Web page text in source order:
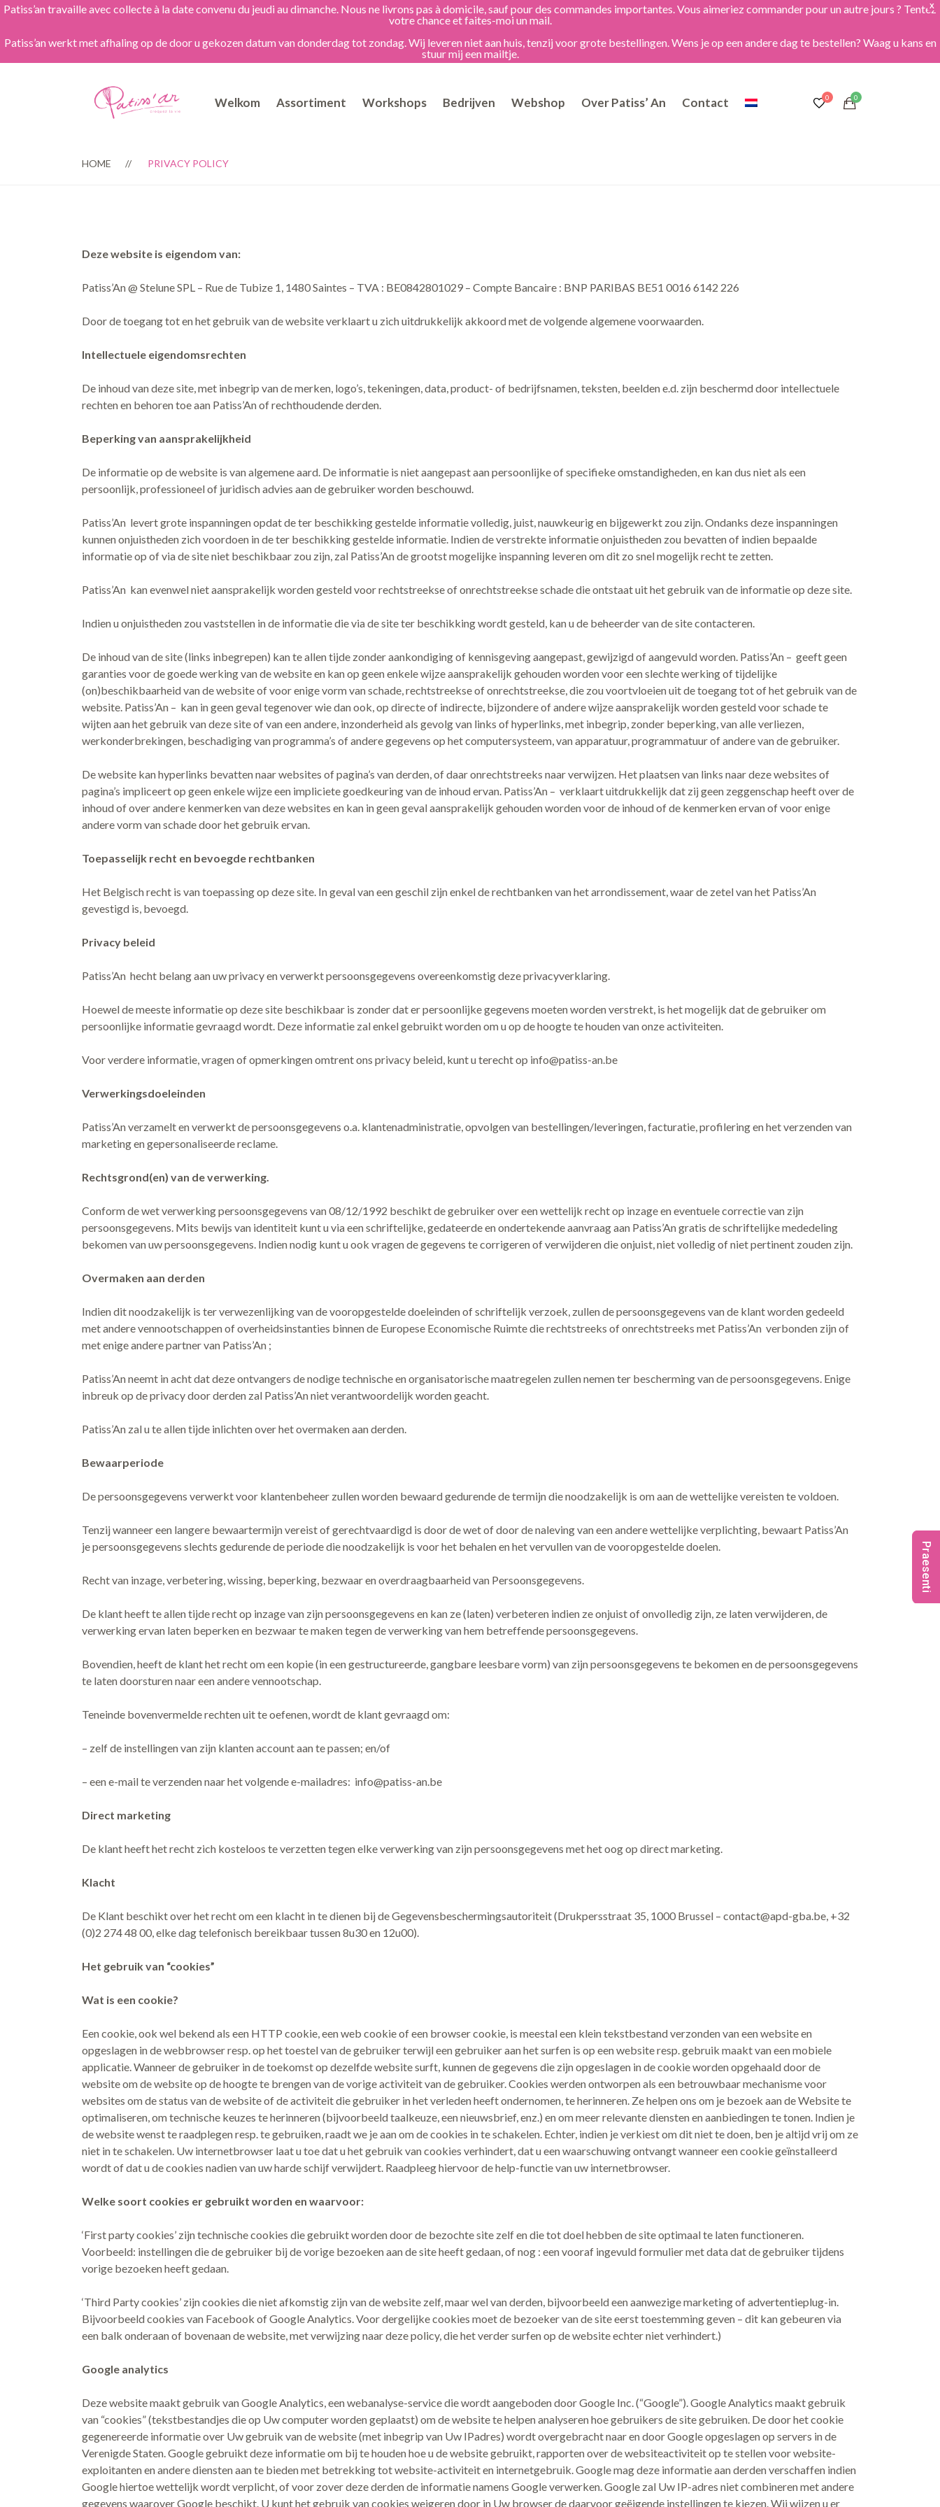
X
Patiss’an travaille avec collecte à la date convenu du jeudi au dimanche. Nous ne livrons pas à domicile, sauf pour des commandes importantes. Vous aimeriez commander pour un autre jours ? Tentez
votre chance et faites-moi un mail.
Patiss’an werkt met afhaling op de door u gekozen datum van donderdag tot zondag. Wij leveren niet aan huis, tenzij voor grote bestellingen. Wens je op een andere dag te bestellen? Waag u kans en
stuur mij een mailtje.
Welkom Assortiment Workshops Bedrijven Webshop Over Patiss’ An Contact
HOME PRIVACY POLICY
Deze website is eigendom van:
Patiss’An @ Stelune SPL – Rue de Tubize 1, 1480 Saintes – TVA : BE0842801029 – Compte Bancaire : BNP PARIBAS BE51 0016 6142 226
Door de toegang tot en het gebruik van de website verklaart u zich uitdrukkelijk akkoord met de volgende algemene voorwaarden.
Intellectuele eigendomsrechten
De inhoud van deze site, met inbegrip van de merken, logo’s, tekeningen, data, product- of bedrijfsnamen, teksten, beelden e.d. zijn beschermd door intellectuele
rechten en behoren toe aan Patiss’An of rechthoudende derden.
Beperking van aansprakelijkheid
De informatie op de website is van algemene aard. De informatie is niet aangepast aan persoonlijke of specifieke omstandigheden, en kan dus niet als een
persoonlijk, professioneel of juridisch advies aan de gebruiker worden beschouwd.
Patiss’An levert grote inspanningen opdat de ter beschikking gestelde informatie volledig, juist, nauwkeurig en bijgewerkt zou zijn. Ondanks deze inspanningen
kunnen onjuistheden zich voordoen in de ter beschikking gestelde informatie. Indien de verstrekte informatie onjuistheden zou bevatten of indien bepaalde
informatie op of via de site niet beschikbaar zou zijn, zal Patiss’An de grootst mogelijke inspanning leveren om dit zo snel mogelijk recht te zetten.
Patiss’An kan evenwel niet aansprakelijk worden gesteld voor rechtstreekse of onrechtstreekse schade die ontstaat uit het gebruik van de informatie op deze site.
Indien u onjuistheden zou vaststellen in de informatie die via de site ter beschikking wordt gesteld, kan u de beheerder van de site contacteren.
De inhoud van de site (links inbegrepen) kan te allen tijde zonder aankondiging of kennisgeving aangepast, gewijzigd of aangevuld worden. Patiss’An – geeft geen
garanties voor de goede werking van de website en kan op geen enkele wijze aansprakelijk gehouden worden voor een slechte werking of tijdelijke
(on)beschikbaarheid van de website of voor enige vorm van schade, rechtstreekse of onrechtstreekse, die zou voortvloeien uit de toegang tot of het gebruik van de
website. Patiss’An – kan in geen geval tegenover wie dan ook, op directe of indirecte, bijzondere of andere wijze aansprakelijk worden gesteld voor schade te
wijten aan het gebruik van deze site of van een andere, inzonderheid als gevolg van links of hyperlinks, met inbegrip, zonder beperking, van alle verliezen,
werkonderbrekingen, beschadiging van programma’s of andere gegevens op het computersysteem, van apparatuur, programmatuur of andere van de gebruiker.
De website kan hyperlinks bevatten naar websites of pagina’s van derden, of daar onrechtstreeks naar verwijzen. Het plaatsen van links naar deze websites of
pagina’s impliceert op geen enkele wijze een impliciete goedkeuring van de inhoud ervan. Patiss’An – verklaart uitdrukkelijk dat zij geen zeggenschap heeft over de
inhoud of over andere kenmerken van deze websites en kan in geen geval aansprakelijk gehouden worden voor de inhoud of de kenmerken ervan of voor enige
andere vorm van schade door het gebruik ervan.
Toepasselijk recht en bevoegde rechtbanken
Het Belgisch recht is van toepassing op deze site. In geval van een geschil zijn enkel de rechtbanken van het arrondissement, waar de zetel van het Patiss’An
gevestigd is, bevoegd.
Privacy beleid
Patiss’An hecht belang aan uw privacy en verwerkt persoonsgegevens overeenkomstig deze privacyverklaring.
Hoewel de meeste informatie op deze site beschikbaar is zonder dat er persoonlijke gegevens moeten worden verstrekt, is het mogelijk dat de gebruiker om
persoonlijke informatie gevraagd wordt. Deze informatie zal enkel gebruikt worden om u op de hoogte te houden van onze activiteiten.
Voor verdere informatie, vragen of opmerkingen omtrent ons privacy beleid, kunt u terecht op info@patiss-an.be
Verwerkingsdoeleinden
Patiss’An verzamelt en verwerkt de persoonsgegevens o.a. klantenadministratie, opvolgen van bestellingen/leveringen, facturatie, profilering en het verzenden van
marketing en gepersonaliseerde reclame.
Rechtsgrond(en) van de verwerking.
Conform de wet verwerking persoonsgegevens van 08/12/1992 beschikt de gebruiker over een wettelijk recht op inzage en eventuele correctie van zijn
persoonsgegevens. Mits bewijs van identiteit kunt u via een schriftelijke, gedateerde en ondertekende aanvraag aan Patiss’An gratis de schriftelijke mededeling
bekomen van uw persoonsgegevens. Indien nodig kunt u ook vragen de gegevens te corrigeren of verwijderen die onjuist, niet volledig of niet pertinent zouden zijn.
Overmaken aan derden
Indien dit noodzakelijk is ter verwezenlijking van de vooropgestelde doeleinden of schriftelijk verzoek, zullen de persoonsgegevens van de klant worden gedeeld
met andere vennootschappen of overheidsinstanties binnen de Europese Economische Ruimte die rechtstreeks of onrechtstreeks met Patiss’An verbonden zijn of
met enige andere partner van Patiss’An ;
Patiss’An neemt in acht dat deze ontvangers de nodige technische en organisatorische maatregelen zullen nemen ter bescherming van de persoonsgegevens. Enige
inbreuk op de privacy door derden zal Patiss’An niet verantwoordelijk worden geacht.
Patiss’An zal u te allen tijde inlichten over het overmaken aan derden.
Bewaarperiode
De persoonsgegevens verwerkt voor klantenbeheer zullen worden bewaard gedurende de termijn die noodzakelijk is om aan de wettelijke vereisten te voldoen.
Tenzij wanneer een langere bewaartermijn vereist of gerechtvaardigd is door de wet of door de naleving van een andere wettelijke verplichting, bewaart Patiss’An
je persoonsgegevens slechts gedurende de periode die noodzakelijk is voor het behalen en het vervullen van de vooropgestelde doelen.
Recht van inzage, verbetering, wissing, beperking, bezwaar en overdraagbaarheid van Persoonsgegevens.
De klant heeft te allen tijde recht op inzage van zijn persoonsgegevens en kan ze (laten) verbeteren indien ze onjuist of onvolledig zijn, ze laten verwijderen, de
verwerking ervan laten beperken en bezwaar te maken tegen de verwerking van hem betreffende persoonsgegevens.
Bovendien, heeft de klant het recht om een kopie (in een gestructureerde, gangbare leesbare vorm) van zijn persoonsgegevens te bekomen en de persoonsgegevens
te laten doorsturen naar een andere vennootschap.
Teneinde bovenvermelde rechten uit te oefenen, wordt de klant gevraagd om:
– zelf de instellingen van zijn klanten account aan te passen; en/of
– een e-mail te verzenden naar het volgende e-mailadres: info@patiss-an.be
Direct marketing
De klant heeft het recht zich kosteloos te verzetten tegen elke verwerking van zijn persoonsgegevens met het oog op direct marketing.
Klacht
De Klant beschikt over het recht om een klacht in te dienen bij de Gegevensbeschermingsautoriteit (Drukpersstraat 35, 1000 Brussel – contact@apd-gba.be, +32
(0)2 274 48 00, elke dag telefonisch bereikbaar tussen 8u30 en 12u00).
Het gebruik van “cookies”
Wat is een cookie?
Een cookie, ook wel bekend als een HTTP cookie, een web cookie of een browser cookie, is meestal een klein tekstbestand verzonden van een website en
opgeslagen in de webbrowser resp. op het toestel van de gebruiker terwijl een gebruiker aan het surfen is op een website resp. gebruik maakt van een mobiele
applicatie. Wanneer de gebruiker in de toekomst op dezelfde website surft, kunnen de gegevens die zijn opgeslagen in de cookie worden opgehaald door de
website om de website op de hoogte te brengen van de vorige activiteit van de gebruiker. Cookies werden ontworpen als een betrouwbaar mechanisme voor
websites om de status van de website of de activiteit die gebruiker in het verleden heeft ondernomen, te herinneren. Ze helpen ons om je bezoek aan de Website te
optimaliseren, om technische keuzes te herinneren (bijvoorbeeld taalkeuze, een nieuwsbrief, enz.) en om meer relevante diensten en aanbiedingen te tonen. Indien je
de website wenst te raadplegen resp. te gebruiken, raadt we je aan om de cookies in te schakelen. Echter, indien je verkiest om dit niet te doen, ben je altijd vrij om ze
niet in te schakelen. Uw internetbrowser laat u toe dat u het gebruik van cookies verhindert, dat u een waarschuwing ontvangt wanneer een cookie geïnstalleerd
wordt of dat u de cookies nadien van uw harde schijf verwijdert. Raadpleeg hiervoor de help-functie van uw internetbrowser.
Welke soort cookies er gebruikt worden en waarvoor:
‘First party cookies’ zijn technische cookies die gebruikt worden door de bezochte site zelf en die tot doel hebben de site optimaal te laten functioneren.
Voorbeeld: instellingen die de gebruiker bij de vorige bezoeken aan de site heeft gedaan, of nog : een vooraf ingevuld formulier met data dat de gebruiker tijdens
vorige bezoeken heeft gedaan.
‘Third Party cookies’ zijn cookies die niet afkomstig zijn van de website zelf, maar wel van derden, bijvoorbeeld een aanwezige marketing of advertentieplug-in.
Bijvoorbeeld cookies van Facebook of Google Analytics. Voor dergelijke cookies moet de bezoeker van de site eerst toestemming geven – dit kan gebeuren via
een balk onderaan of bovenaan de website, met verwijzing naar deze policy, die het verder surfen op de website echter niet verhindert.)
Google analytics
Deze website maakt gebruik van Google Analytics, een webanalyse-service die wordt aangeboden door Google Inc. (“Google”). Google Analytics maakt gebruik
van “cookies” (tekstbestandjes die op Uw computer worden geplaatst) om de website te helpen analyseren hoe gebruikers de site gebruiken. De door het cookie
gegenereerde informatie over Uw gebruik van de website (met inbegrip van Uw IPadres) wordt overgebracht naar en door Google opgeslagen op servers in de
Verenigde Staten. Google gebruikt deze informatie om bij te houden hoe u de website gebruikt, rapporten over de websiteactiviteit op te stellen voor website-
exploitanten en andere diensten aan te bieden met betrekking tot website-activiteit en internetgebruik. Google mag deze informatie aan derden verschaffen indien
Google hiertoe wettelijk wordt verplicht, of voor zover deze derden de informatie namens Google verwerken. Google zal Uw IP-adres niet combineren met andere
gegevens waarover Google beschikt. U kunt het gebruik van cookies weigeren door in Uw browser de daarvoor geëigende instellingen te kiezen. Wij wijzen u er
Praesenti